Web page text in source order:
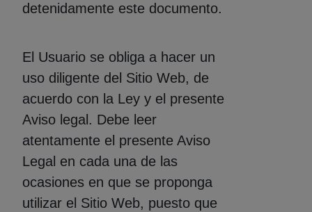
detenidamente este documento.
El Usuario se obliga a hacer un
uso diligente del Sitio Web, de
acuerdo con la Ley y el presente
Aviso legal. Debe leer
atentamente el presente Aviso
Legal en cada una de las
ocasiones en que se proponga
utilizar el Sitio Web, puesto que